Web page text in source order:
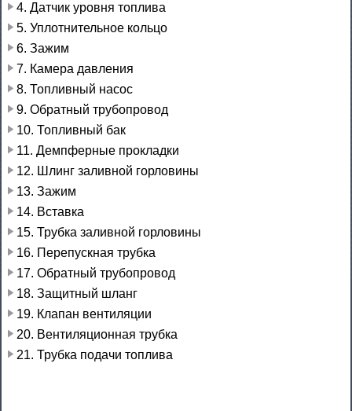
4. Датчик уровня топлива
5. Уплотнительное кольцо
6. Зажим
7. Камера давления
8. Топливный насос
9. Обратный трубопровод
10. Топливный бак
11. Демпферные прокладки
12. Шлинг заливной горловины
13. Зажим
14. Вставка
15. Трубка заливной горловины
16. Перепускная трубка
17. Обратный трубопровод
18. Защитный шланг
19. Клапан вентиляции
20. Вентиляционная трубка
21. Трубка подачи топлива